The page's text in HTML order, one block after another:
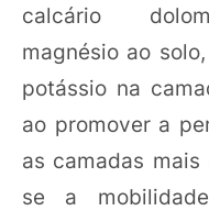
calcário
magnésio ao
potássio na
ao promover a
as camadas
se a